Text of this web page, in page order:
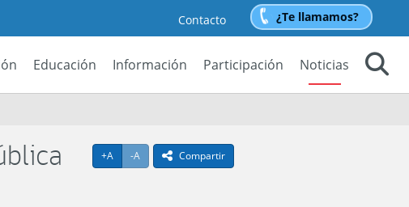
Contacto ¿Te llamamos?
Educación Información Participación
Noticias
+A Agrandar texto
-A Achicar textoicono compartir
Compartir